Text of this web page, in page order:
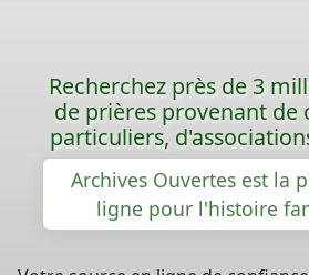
Recherchez près de 3
de prières provenant de
particuliers,
Archives Ouvertes est la
ligne pour l'histoire